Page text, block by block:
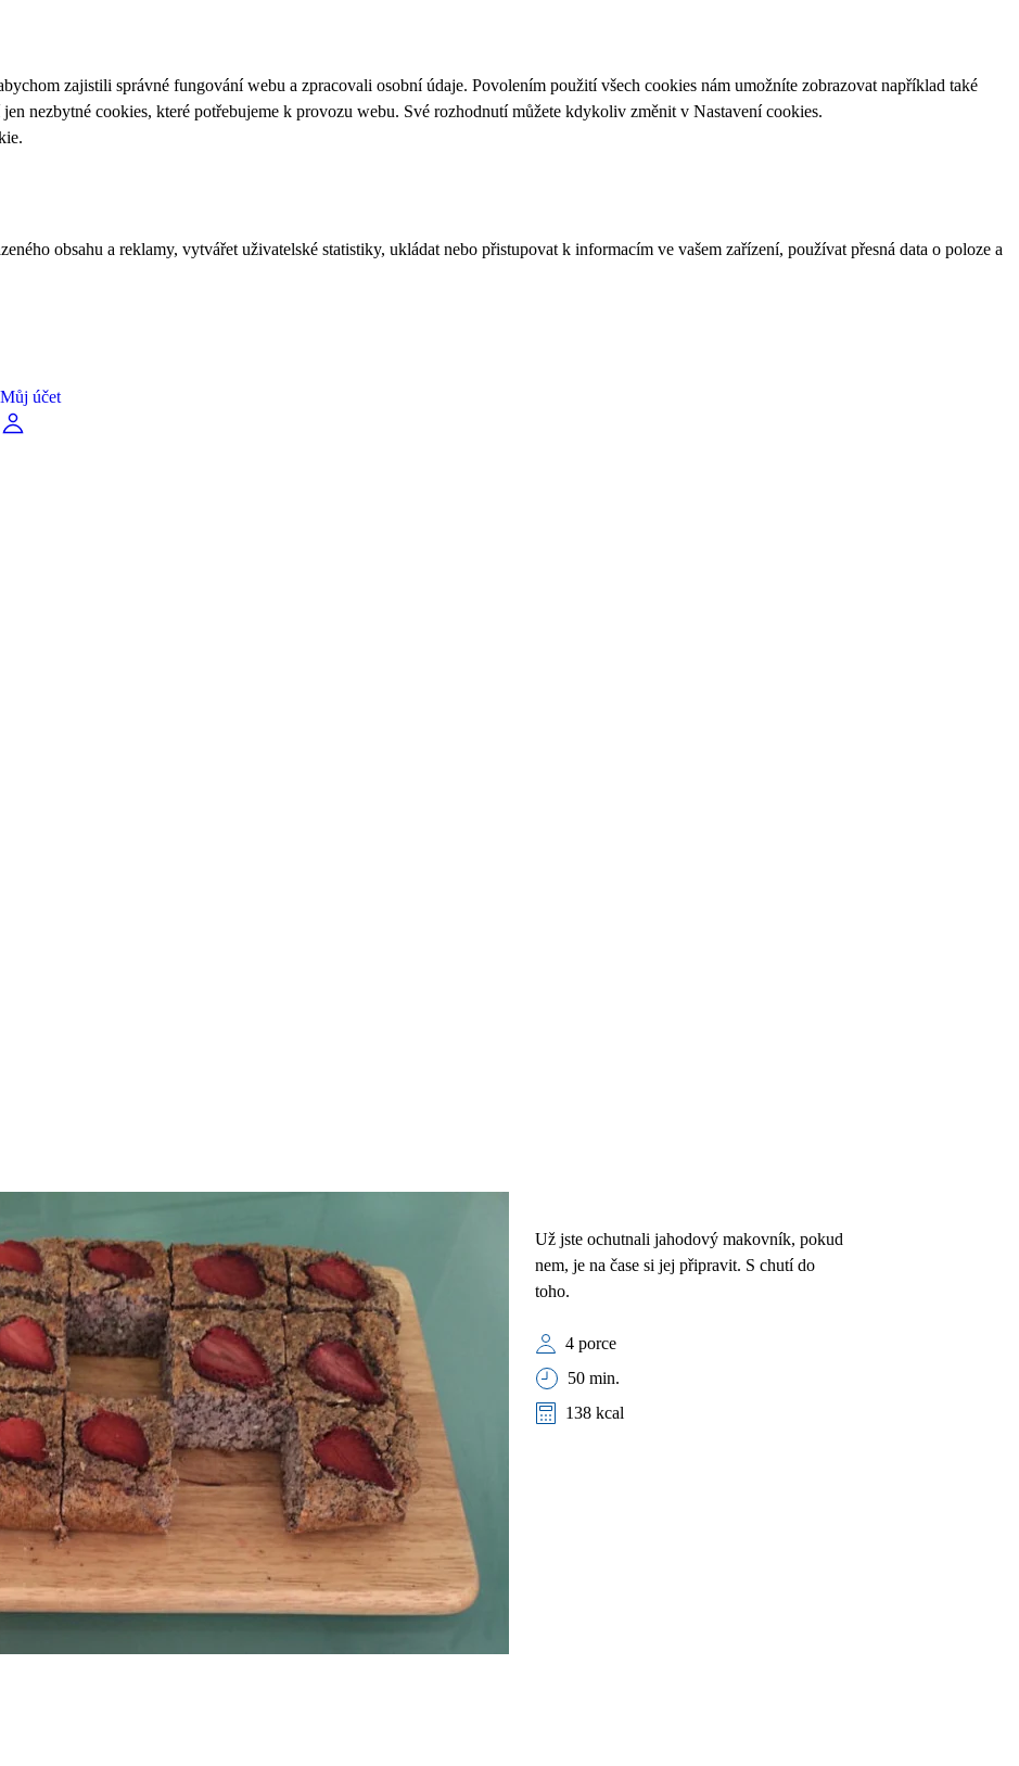
zajistili správné fungování webu a zpracovali osobní údaje. Povolením použití všech cookies nám umožníte zobrazovat například také
nezbytné cookies, které potřebujeme k provozu webu. Své rozhodnutí můžete kdykoliv změnit v Nastavení cookies.
.
obsahu a reklamy, vytvářet uživatelské statistiky, ukládat nebo přistupovat k informacím ve vašem zařízení, používat přesná data o poloze a
Můj účet
Už jste ochutnali jahodový makovník, pokud
nem, je na čase si jej připravit. S chutí do
toho.
4 porce
50 min.
138 kcal